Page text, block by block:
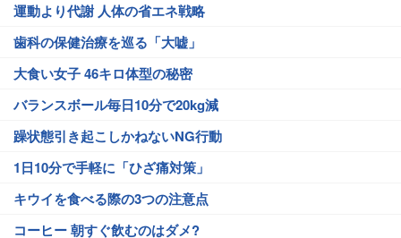
運動より代謝 人体の省エネ戦略
歯科の保健治療を巡る「大嘘」
大食い女子 46キロ体型の秘密
バランスボール毎日10分で20kg減
躁状態引き起こしかねないNG行動
1日10分で手軽に「ひざ痛対策」
キウイを食べる際の3つの注意点
コーヒー 朝すぐ飲むのはダメ?